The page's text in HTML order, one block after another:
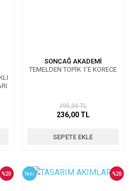
SONÇAĞ AKADEMİ
TEMELDEN TOPİK 1’E KORECE
295,00 TL
236,00 TL
SEPETE EKLE
%20 Yeni %20